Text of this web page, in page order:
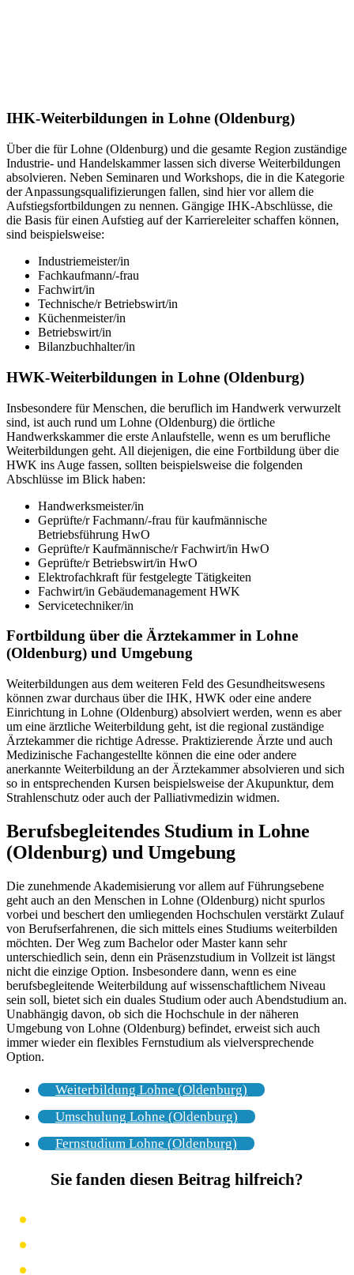
IHK-Weiterbildungen in Lohne (Oldenburg)
Über die für Lohne (Oldenburg) und die gesamte Region zuständige
Industrie- und Handelskammer lassen sich diverse Weiterbildungen
absolvieren. Neben Seminaren und Workshops, die in die Kategorie
der Anpassungsqualifizierungen fallen, sind hier vor allem die
Aufstiegsfortbildungen zu nennen. Gängige IHK-Abschlüsse, die
die Basis für einen Aufstieg auf der Karriereleiter schaffen können,
sind beispielsweise:
Industriemeister/in
Fachkaufmann/-frau
Fachwirt/in
Technische/r Betriebswirt/in
Küchenmeister/in
Betriebswirt/in
Bilanzbuchhalter/in
HWK-Weiterbildungen in Lohne (Oldenburg)
Insbesondere für Menschen, die beruflich im Handwerk verwurzelt
sind, ist auch rund um Lohne (Oldenburg) die örtliche
Handwerkskammer die erste Anlaufstelle, wenn es um berufliche
Weiterbildungen geht. All diejenigen, die eine Fortbildung über die
HWK ins Auge fassen, sollten beispielsweise die folgenden
Abschlüsse im Blick haben:
Handwerksmeister/in
Geprüfte/r Fachmann/-frau für kaufmännische
Betriebsführung HwO
Geprüfte/r Kaufmännische/r Fachwirt/in HwO
Geprüfte/r Betriebswirt/in HwO
Elektrofachkraft für festgelegte Tätigkeiten
Fachwirt/in Gebäudemanagement HWK
Servicetechniker/in
Fortbildung über die Ärztekammer in Lohne
(Oldenburg) und Umgebung
Weiterbildungen aus dem weiteren Feld des Gesundheitswesens
können zwar durchaus über die IHK, HWK oder eine andere
Einrichtung in Lohne (Oldenburg) absolviert werden, wenn es aber
um eine ärztliche Weiterbildung geht, ist die regional zuständige
Ärztekammer die richtige Adresse. Praktizierende Ärzte und auch
Medizinische Fachangestellte können die eine oder andere
anerkannte Weiterbildung an der Ärztekammer absolvieren und sich
so in entsprechenden Kursen beispielsweise der Akupunktur, dem
Strahlenschutz oder auch der Palliativmedizin widmen.
Berufsbegleitendes Studium in Lohne
(Oldenburg) und Umgebung
Die zunehmende Akademisierung vor allem auf Führungsebene
geht auch an den Menschen in Lohne (Oldenburg) nicht spurlos
vorbei und beschert den umliegenden Hochschulen verstärkt Zulauf
von Berufserfahrenen, die sich mittels eines Studiums weiterbilden
möchten. Der Weg zum Bachelor oder Master kann sehr
unterschiedlich sein, denn ein Präsenzstudium in Vollzeit ist längst
nicht die einzige Option. Insbesondere dann, wenn es eine
berufsbegleitende Weiterbildung auf wissenschaftlichem Niveau
sein soll, bietet sich ein duales Studium oder auch Abendstudium an.
Unabhängig davon, ob sich die Hochschule in der näheren
Umgebung von Lohne (Oldenburg) befindet, erweist sich auch
immer wieder ein flexibles Fernstudium als vielversprechende
Option.
Weiterbildung Lohne (Oldenburg)
Umschulung Lohne (Oldenburg)
Fernstudium Lohne (Oldenburg)
Sie fanden diesen Beitrag hilfreich?